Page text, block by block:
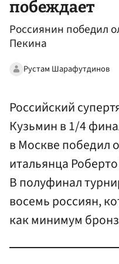
побеждает
Россиянин победил
Пекина
Рустам Шарафутдинов
Российский
Кузьмин в 1/4
в Москве победил
итальянца
В полуфинал
восемь россиян,
как минимум